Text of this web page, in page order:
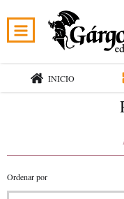
INICIO
Ordenar por